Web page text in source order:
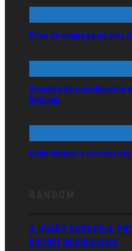
Feira de emprego na área
Sessões de recrutamento
Delgada
Qatar Airways a recrutar
A UNIÃO EUROPEIA
ESCRITURÁRIAS/OS